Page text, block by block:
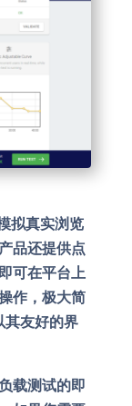
拟真实浏览
品还提供点
可在平台上
作，极大简
友好的界
载测试的即